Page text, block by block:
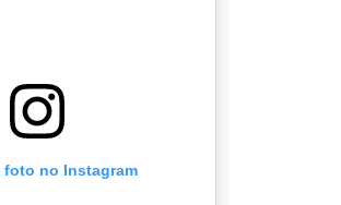
foto no Instagram